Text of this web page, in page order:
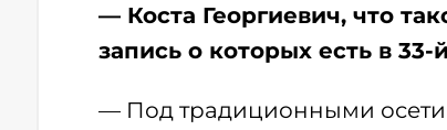
— Коста Георгиевич, что
запись о которых есть в
— Под традиционными